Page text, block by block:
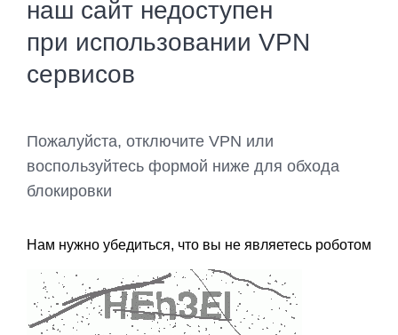
наш сайт недоступен
при использовании VPN
сервисов
Пожалуйста, отключите VPN или
воспользуйтесь формой ниже для обхода
блокировки
Нам нужно убедиться, что вы не являетесь роботом